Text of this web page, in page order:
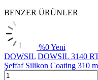
BENZER ÜRÜNLER
%0Yeni
DOWSIL DOWSIL 3140
Şeffaf Silikon Coating 310